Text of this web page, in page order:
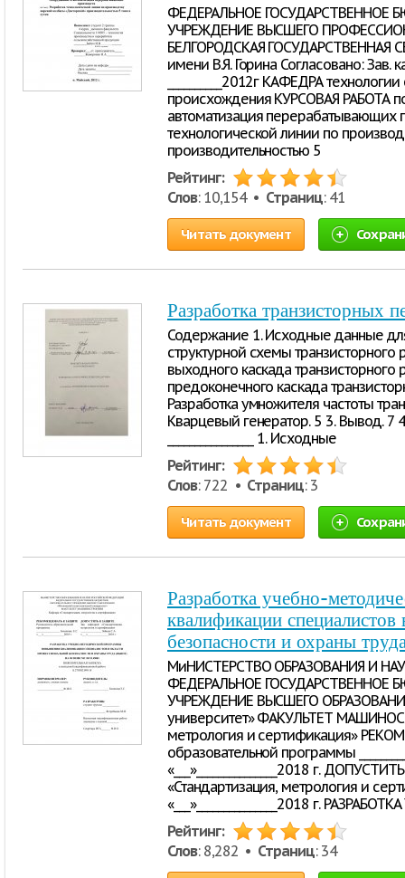
ФЕДЕРАЛЬНОЕ ГОСУДАРСТВЕННОЕ
УЧРЕЖДЕНИЕ ВЫСШЕГО
БЕЛГОРОДСКАЯ ГОСУДАРСТВЕННАЯ
имени В.Я. Горина Согласовано:
__________2012г КАФЕДРА
происхождения КУРСОВАЯ РАБОТА
автоматизация перерабатывающих
технологической линии по
производительностью 5
Рейтинг:
Слов: 10,154 • Страниц: 41
Читать документ
Разработка транзисторных
Содержание 1. Исходные данные
структурной схемы транзисторного
выходного каскада транзисторного
предоконечного каскада
Разработка умножителя частоты
Кварцевый генератор. 5 3. Вывод. 7
________________ 1. Исходные
Рейтинг:
Слов: 722 • Страниц: 3
Читать документ
Разработка учебно-
квалификации
безопасности и охраны
МиНИСТЕРСТВО ОБРАЗОВАНИЯ И
ФЕДЕРАЛЬНОЕ ГОСУДАРСТВЕННОЕ
УЧРЕЖДЕНИЕ ВЫСШЕГО
университет» ФАКУЛЬТЕТ
метрология и сертификация»
образовательной программы
«___»_______________2018 г.
«Стандартизация, метрология и
«___»_______________2018 г.
Рейтинг:
Слов: 8,282 • Страниц: 34